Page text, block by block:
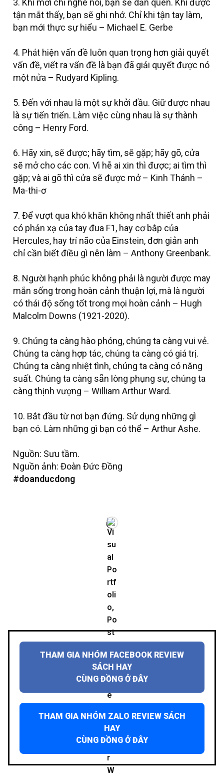
3. Khi mới chỉ nghe nói, bạn sẽ dần quên. Khi được
tận mắt thấy, bạn sẽ ghi nhớ. Chỉ khi tận tay làm,
bạn mới thực sự hiểu – Michael E. Gerbe
4. Phát hiện vấn đề luôn quan trọng hơn giải quyết
vấn đề, viết ra vấn đề là bạn đã giải quyết được nó
một nửa – Rudyard Kipling.
5. Đến với nhau là một sự khởi đầu. Giữ được nhau
là sự tiến triển. Làm việc cùng nhau là sự thành
công – Henry Ford.
6. Hãy xin, sẽ được; hãy tìm, sẽ gặp; hãy gõ, cửa
sẽ mở cho các con. Vì hễ ai xin thì được; ai tìm thì
gặp; và ai gõ thì cửa sẽ được mở – Kinh Thánh –
Ma-thi-ơ‬
7. Để vượt qua khó khăn không nhất thiết anh phải
có phản xạ của tay đua F1, hay cơ bắp của
Hercules, hay trí não của Einstein, đơn giản anh
chỉ cần biết điều gì nên làm – Anthony Greenbank.
8. Người hạnh phúc không phải là người được may
mắn sống trong hoàn cảnh thuận lợi, mà là người
có thái độ sống tốt trong mọi hoàn cảnh – Hugh
Malcolm Downs (1921-2020).
9. Chúng ta càng hào phóng, chúng ta càng vui vẻ.
Chúng ta càng hợp tác, chúng ta càng có giá trị.
Chúng ta càng nhiệt tình, chúng ta càng có năng
suất. Chúng ta càng sẵn lòng phụng sự, chúng ta
càng thịnh vượng – William Arthur Ward.
10. Bắt đầu từ nơi bạn đứng. Sử dụng những gì
bạn có. Làm những gì bạn có thể – Arthur Ashe.
Nguồn: Sưu tầm.
Nguồn ảnh: Đoàn Đức Đồng
#doanducdong
THAM GIA NHÓM FACEBOOK REVIEW
SÁCH HAY
CÙNG ĐỒNG Ở ĐÂY
THAM GIA NHÓM ZALO REVIEW SÁCH
HAY
CÙNG ĐỒNG Ở ĐÂY